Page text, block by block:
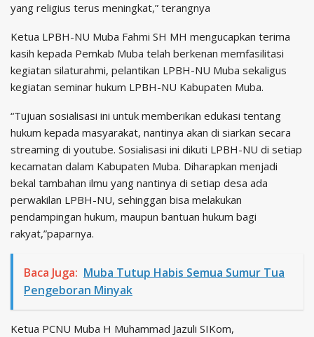
yang religius terus meningkat,” terangnya
Ketua LPBH-NU Muba Fahmi SH MH mengucapkan terima
kasih kepada Pemkab Muba telah berkenan memfasilitasi
kegiatan silaturahmi, pelantikan LPBH-NU Muba sekaligus
kegiatan seminar hukum LPBH-NU Kabupaten Muba.
“Tujuan sosialisasi ini untuk memberikan edukasi tentang
hukum kepada masyarakat, nantinya akan di siarkan secara
streaming di youtube. Sosialisasi ini dikuti LPBH-NU di setiap
kecamatan dalam Kabupaten Muba. Diharapkan menjadi
bekal tambahan ilmu yang nantinya di setiap desa ada
perwakilan LPBH-NU, sehinggan bisa melakukan
pendampingan hukum, maupun bantuan hukum bagi
rakyat,”paparnya.
Baca Juga: Muba Tutup Habis Semua Sumur Tua
Pengeboran Minyak
Ketua PCNU Muba H Muhammad Jazuli SIKom,